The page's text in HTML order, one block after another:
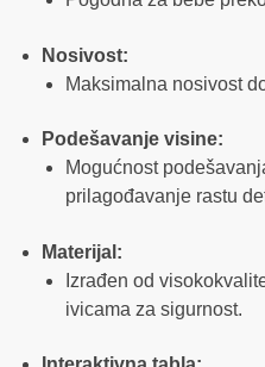
Nosivost:
Maksimalna nosivost
Podešavanje visine:
Mogućnost
prilagođavanje rastu
Materijal:
Izrađen od
ivicama za sigurnost.